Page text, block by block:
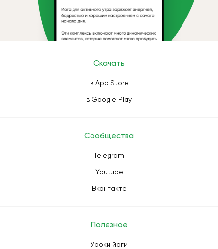
Скачать
в App Store
в Google Play
Сообщества
Telegram
Youtube
Вконтакте
Полезное
Уроки йоги